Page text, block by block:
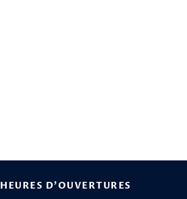
HEURES D'OUVERTURES